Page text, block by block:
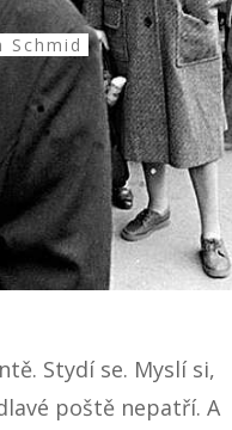
Schmid
Stydí se. Myslí si,
poště nepatří. A